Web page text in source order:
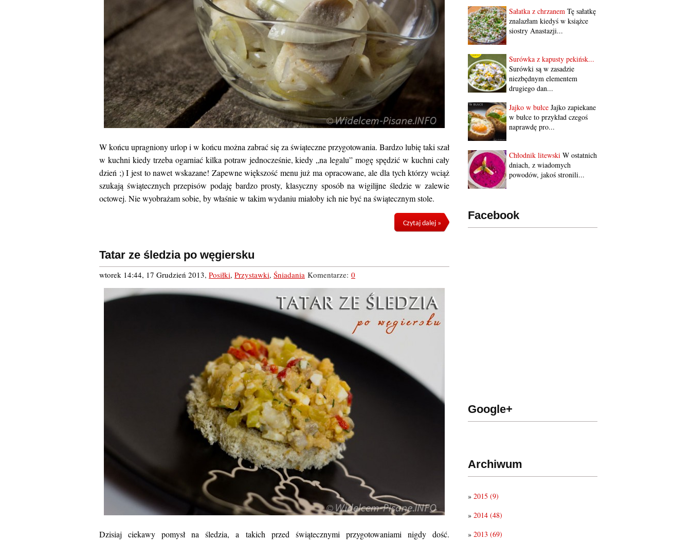
Sałatka z chrzanem Tę sałatkę
znalazłam kiedyś w książce
siostry Anastazji...
Surówka z kapusty pekińsk...
Surówki są w zasadzie
niezbędnym elementem
drugiego dan...
Jajko w bułce Jajko zapiekane
w bułce to przykład czegoś
naprawdę pro...
Chłodnik litewski W ostatnich
dniach, z wiadomych
powodów, jakoś stronili...
Facebook
Google+
Archiwum
» 2015 (9)
» 2014 (48)
» 2013 (69)
W końcu upragniony urlop i w końcu można zabrać się za świąteczne przygotowania. Bardzo lubię taki szał
w kuchni kiedy trzeba ogarniać kilka potraw jednocześnie, kiedy „na legalu” mogę spędzić w kuchni cały
dzień ;) I jest to nawet wskazane! Zapewne większość menu już ma opracowane, ale dla tych którzy wciąż
szukają świątecznych przepisów podaję bardzo prosty, klasyczny sposób na wigilijne śledzie w zalewie
octowej. Nie wyobrażam sobie, by właśnie w takim wydaniu miałoby ich nie być na świątecznym stole.
Czytaj dalej »
Tatar ze śledzia po węgiersku
wtorek 14:44, 17 Grudzień 2013, Posiłki, Przystawki, Śniadania Komentarze: 0
Dzisiaj ciekawy pomysł na śledzia, a takich przed świątecznymi przygotowaniami nigdy dość.